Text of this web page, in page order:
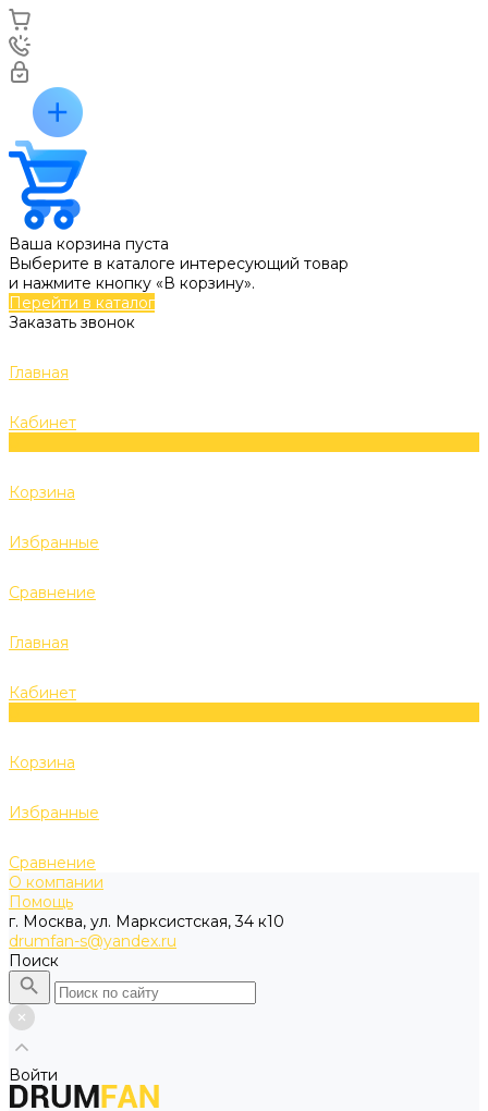
Ваша корзина пуста
Выберите в каталоге интересующий товар
и нажмите кнопку «В корзину».
Перейти в каталог
Заказать звонок
Главная
Кабинет
Корзина
Избранные
Сравнение
Главная
Кабинет
Корзина
Избранные
Сравнение
О компании
Помощь
г. Москва, ул. Марксистская, 34 к10
drumfan-s@yandex.ru
Поиск
Войти